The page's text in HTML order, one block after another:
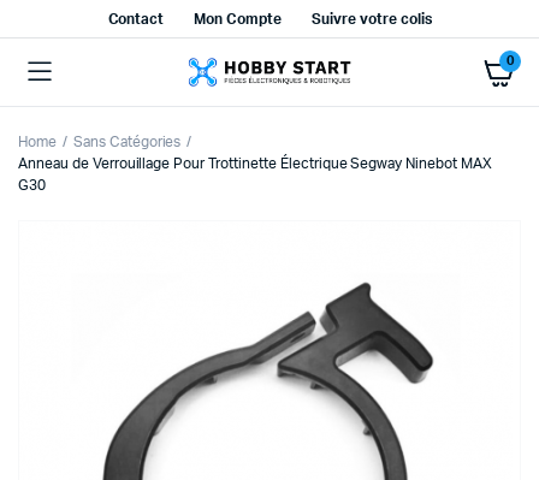
Contact Mon Compte Suivre votre colis
0
Home
Sans Catégories
Anneau de Verrouillage Pour Trottinette Électrique Segway Ninebot MAX
G30